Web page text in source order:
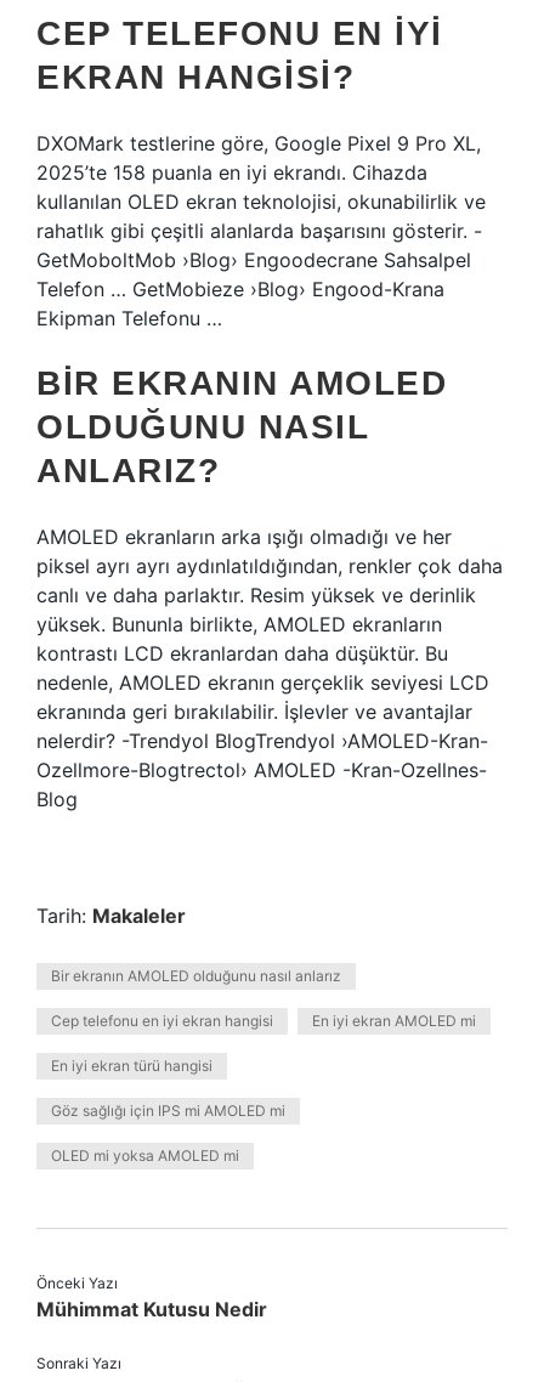
CEP TELEFONU EN IYI
EKRAN HANGISI?
DXOMark testlerine göre, Google Pixel 9 Pro XL,
2025’te 158 puanla en iyi ekrandı. Cihazda
kullanılan OLED ekran teknolojisi, okunabilirlik ve
rahatlık gibi çeşitli alanlarda başarısını gösterir. -
GetMoboltMob ›Blog› Engoodecrane Sahsalpel
Telefon … GetMobieze ›Blog› Engood-Krana
Ekipman Telefonu …
BIR EKRANIN AMOLED
OLDUĞUNU NASIL
ANLARIZ?
AMOLED ekranların arka ışığı olmadığı ve her
piksel ayrı ayrı aydınlatıldığından, renkler çok daha
canlı ve daha parlaktır. Resim yüksek ve derinlik
yüksek. Bununla birlikte, AMOLED ekranların
kontrastı LCD ekranlardan daha düşüktür. Bu
nedenle, AMOLED ekranın gerçeklik seviyesi LCD
ekranında geri bırakılabilir. İşlevler ve avantajlar
nelerdir? -Trendyol BlogTrendyol ›AMOLED-Kran-
Ozellmore-Blogtrectol› AMOLED -Kran-Ozellnes-
Blog
Tarih: Makaleler
Bir ekranın AMOLED olduğunu nasıl anlarız
Cep telefonu en iyi ekran hangisi En iyi ekran AMOLED mi
En iyi ekran türü hangisi
Göz sağlığı için IPS mi AMOLED mi
OLED mi yoksa AMOLED mi
Önceki Yazı
Mühimmat Kutusu Nedir
Sonraki Yazı